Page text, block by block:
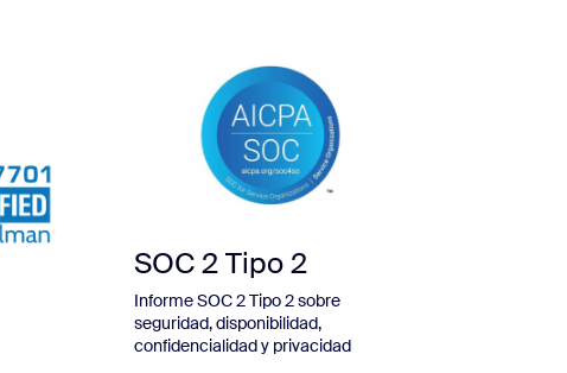
SOC 2 Tipo 2
Informe SOC 2 Tipo 2 sobre
seguridad, disponibilidad,
confidencialidad y privacidad